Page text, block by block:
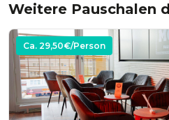
* Betriebskosten
Optional:
* DJ
Weitere Pauschalen
Ca. 29,50€/Person